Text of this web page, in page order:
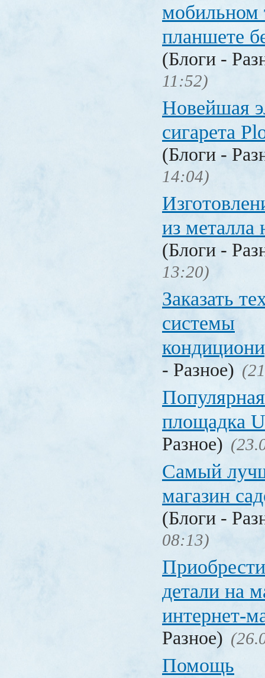
мобильном
планшете
(Блоги -
11:52)
Новейшая
сигарета
(Блоги -
14:04)
из
(Блоги -
13:20)
Заказать
системы
- Разное)
площадка
Разное)
Самый
магазин
(Блоги -
08:13)
детали на
интернет-
Разное)
Помощь